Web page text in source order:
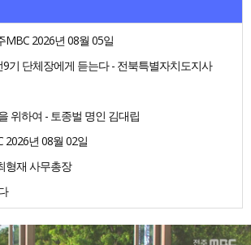
MBC 2026년 08월 05일
기 단체장에게 듣는다 - 전북특별자치도지사
위하여 - 토종벌 명인 김대립
2026년 08월 02일
형재 사무총장